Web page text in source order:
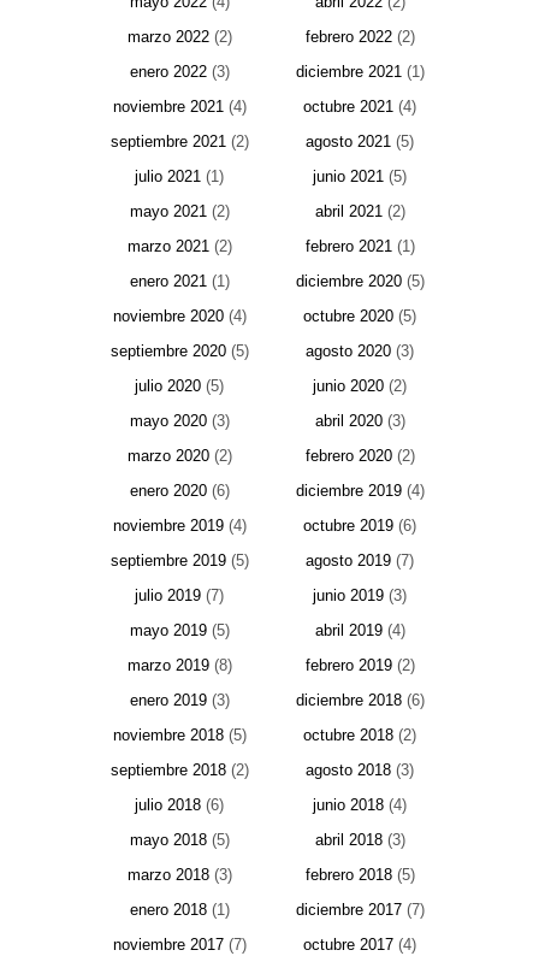
marzo 2022(2) febrero 2022(2)
enero 2022(3) diciembre 2021(1)
noviembre 2021(4) octubre 2021 (4)
septiembre 2021(2) agosto 2021 (5)
julio 2021 (1) junio 2021 (5)
mayo 2021(2) abril 2021(2)
marzo 2021(2) febrero 2021(1)
enero 2021(1) diciembre 2020(5)
noviembre 2020(4) octubre 2020 (5)
septiembre 2020(5) agosto 2020 (3)
julio 2020 (5) junio 2020 (2)
mayo 2020(3) abril 2020(3)
marzo 2020(2) febrero 2020(2)
enero 2020(6) diciembre 2019(4)
noviembre 2019(4) octubre 2019 (6)
septiembre 2019(5) agosto 2019 (7)
julio 2019 (7) junio 2019 (3)
mayo 2019(5) abril 2019(4)
marzo 2019(8) febrero 2019(2)
enero 2019(3) diciembre 2018(6)
noviembre 2018(5) octubre 2018 (2)
septiembre 2018(2) agosto 2018 (3)
julio 2018 (6) junio 2018 (4)
mayo 2018(5) abril 2018(3)
marzo 2018(3) febrero 2018(5)
enero 2018(1) diciembre 2017(7)
noviembre 2017(7) octubre 2017 (4)